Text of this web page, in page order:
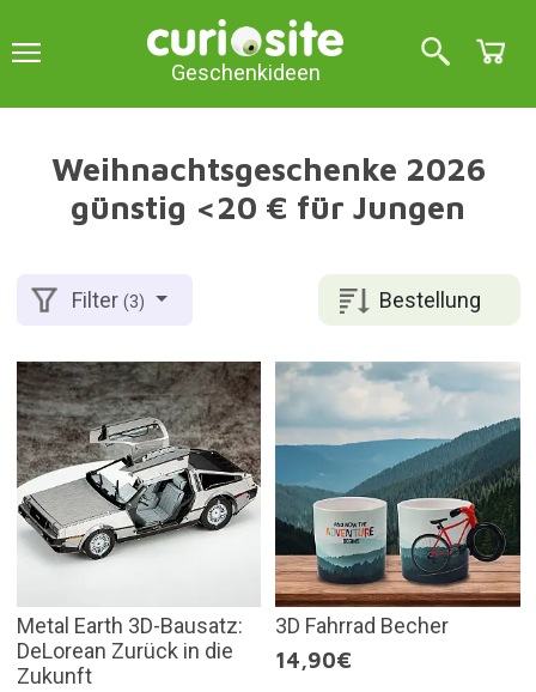
Geschenkideen
Weihnachtsgeschenke 2026
günstig <20 € für Jungen
Bestellung
Filter(3)
Metal Earth 3D-Bausatz:
DeLorean Zurück in die
Zukunft
3D Fahrrad Becher
14,90€